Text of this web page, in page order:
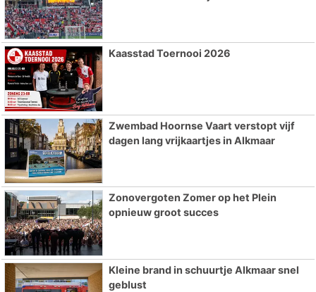
Kaasstad Toernooi 2026
Zwembad Hoornse Vaart verstopt vijf
dagen lang vrijkaartjes in Alkmaar
Zonovergoten Zomer op het Plein
opnieuw groot succes
Kleine brand in schuurtje Alkmaar snel
geblust